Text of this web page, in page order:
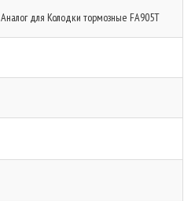
Аналог для Колодки тормозные FA905T